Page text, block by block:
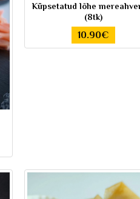
Küpsetatud lõhe
(8tk)
10.90€